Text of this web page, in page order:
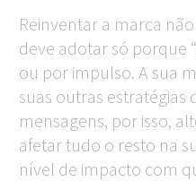
Reinventar a marca
deve adotar só porque
ou por impulso. A sua
suas outras estratégias
mensagens, por isso,
afetar tudo o resto na
nível de impacto com